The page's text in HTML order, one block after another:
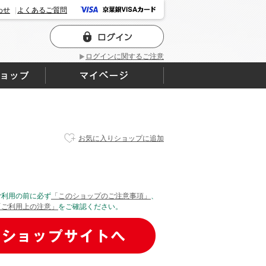
ログインに関するご注意
せ よくあるご質問
お気に入りショップに追加
利用の前に必ず 「このショップのご注意事項」 、
ご利用上の注意」 をご確認ください。